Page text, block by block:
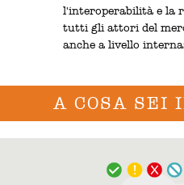
l'interoperabilità e la
tutti gli attori del
anche a livello
A COSA SEI